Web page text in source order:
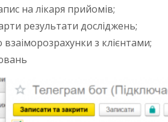
на лікаря прийомів;
результати досліджень;
з клієнтами;